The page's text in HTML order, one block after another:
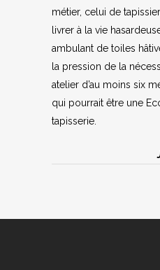
métier, celui de
livrer à la vie
ambulant de toiles
la pression de la
atelier d’au moins six
qui pourrait être une
tapisserie.